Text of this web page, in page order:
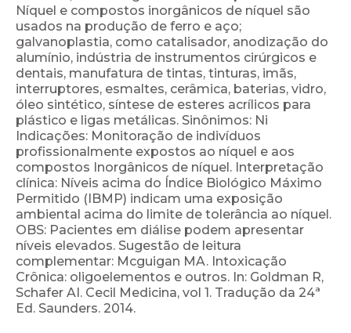
Níquel e compostos inorgânicos de níquel são
usados na produção de ferro e aço;
galvanoplastia, como catalisador, anodização do
alumínio, indústria de instrumentos cirúrgicos e
dentais, manufatura de tintas, tinturas, imãs,
interruptores, esmaltes, cerâmica, baterias, vidro,
óleo sintético, síntese de esteres acrílicos para
plástico e ligas metálicas. Sinônimos: Ni
Indicações: Monitoração de indivíduos
profissionalmente expostos ao níquel e aos
compostos Inorgânicos de níquel. Interpretação
clínica: Níveis acima do Índice Biológico Máximo
Permitido (IBMP) indicam uma exposição
ambiental acima do limite de tolerância ao níquel.
OBS: Pacientes em diálise podem apresentar
níveis elevados. Sugestão de leitura
complementar: Mcguigan MA. Intoxicação
Crônica: oligoelementos e outros. In: Goldman R,
Schafer AI. Cecil Medicina, vol 1. Tradução da 24ª
Ed. Saunders. 2014.